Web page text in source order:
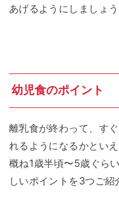
あげるようにしましょう
幼児食のポイント
離乳食が終わって、す
れるようになるかとい
概ね1歳半頃〜5歳ぐら
しいポイントを3つご紹